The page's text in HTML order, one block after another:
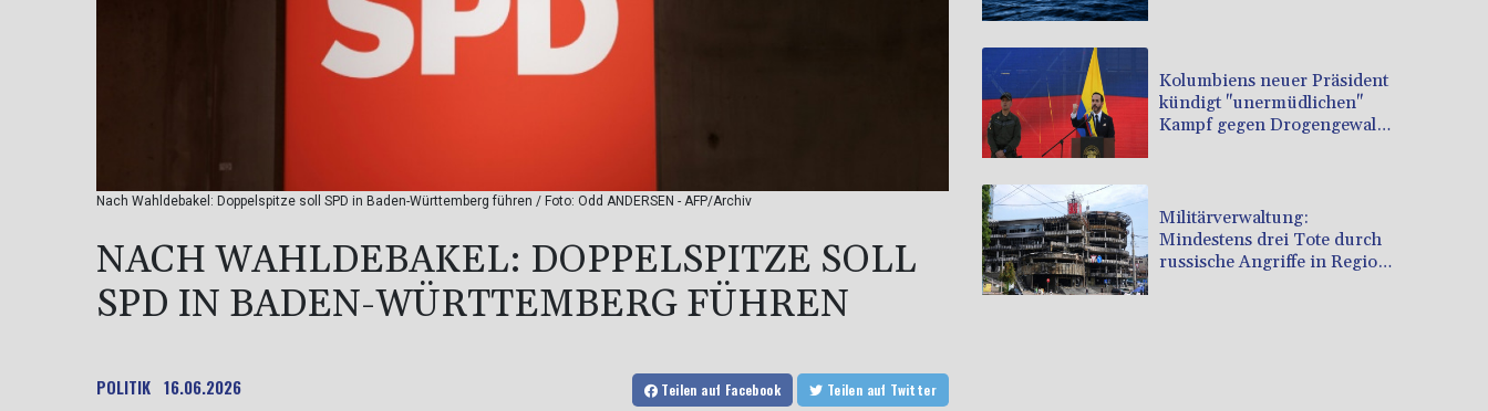
Nach Wahldebakel: Doppelspitze soll SPD in Baden-Württemberg führen / Foto: Odd ANDERSEN - AFP/Archiv
NACH WAHLDEBAKEL: DOPPELSPITZE SOLL
SPD IN BADEN-WÜRTTEMBERG FÜHREN
POLITIK 16.06.2026 Teilen auf Facebook Teilen auf Twitter
Kolumbiens neuer Präsident
kündigt "unermüdlichen"
Kampf gegen Drogengewalt
Militärverwaltung:
Mindestens drei Tote durch
russische Angriffe in Region